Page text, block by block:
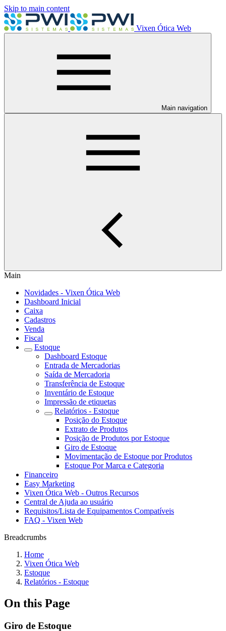
Skip to main content
Vixen Ótica Web
Main navigation
Main
Novidades - Vixen Ótica Web
Dashboard Inicial
Caixa
Cadastros
Venda
Fiscal
Estoque
Dashboard Estoque
Entrada de Mercadorias
Saída de Mercadoria
Transferência de Estoque
Inventário de Estoque
Impressão de etiquetas
Relatórios - Estoque
Posição do Estoque
Extrato de Produtos
Posição de Produtos por Estoque
Giro de Estoque
Movimentação de Estoque por Produtos
Estoque Por Marca e Categoria
Financeiro
Easy Marketing
Vixen Ótica Web - Outros Recursos
Central de Ajuda ao usuário
Requisitos/Lista de Equipamentos Compatíveis
FAQ - Vixen Web
Breadcrumbs
Home
Vixen Ótica Web
Estoque
Relatórios - Estoque
On this Page
Giro de Estoque